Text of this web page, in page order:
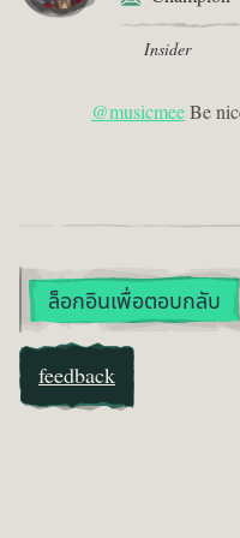
Insider
@musicmeeBe
ล็อกอินเพื่อตอบกลับ
feedback